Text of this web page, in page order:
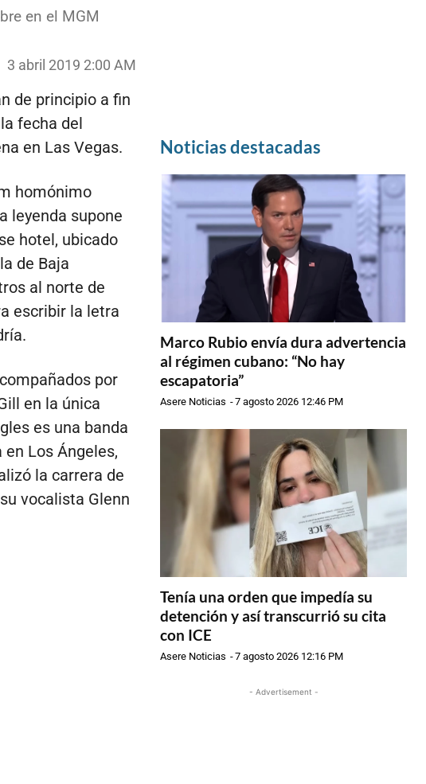
en el MGM
3 abril 2019 2:00 AM
de principio a fin
fecha del
en Las Vegas.
homónimo
leyenda supone
hotel, ubicado
de Baja
al norte de
escribir la letra
por
en la única
es una banda
Los Ángeles,
la carrera de
vocalista Glenn
Noticias destacadas
Marco Rubio envía dura advertencia
al régimen cubano: “No hay
escapatoria”
Asere Noticias -7 agosto 2026 12:46 PM
Tenía una orden que impedía su
detención y así transcurrió su cita
con ICE
Asere Noticias -7 agosto 2026 12:16 PM
- Advertisement -